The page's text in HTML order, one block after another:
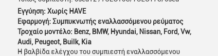
Εγγύηση: Χωρίς HAVE
Εφαρμογή: Συμπυκνωτής εναλλασσόμενου ρεύματος
Τροχαίο μοντέλο: Benz, BMW, Hyundai, Nissan, Ford, Vw,
Audi, Peugeot, Builk, Kia
Η βαλβίδα ελέγχου του συμπιεστή εναλλασσόμενου